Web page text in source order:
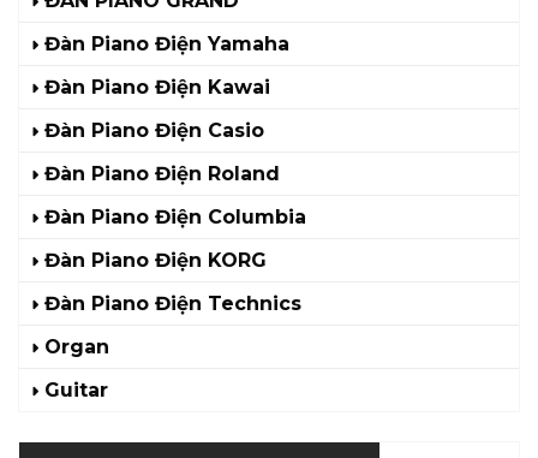
Đàn Piano Điện Yamaha
Đàn Piano Điện Kawai
Đàn Piano Điện Casio
Đàn Piano Điện Roland
Đàn Piano Điện Columbia
Đàn Piano Điện KORG
Đàn Piano Điện Technics
Organ
Guitar